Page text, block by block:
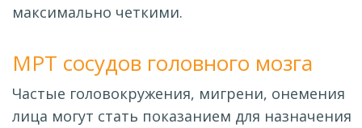
максимально четкими.
МРТ сосудов головного мозга
Частые головокружения, мигрени, онемения
лица могут стать показанием для назначения